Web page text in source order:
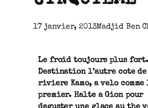
17 janvier, 2013Madjid Ben
Le froid toujours plus fort.
Destination l’autre cote
riviere Kamo, a velo comme
premier. Halte a Gion pour